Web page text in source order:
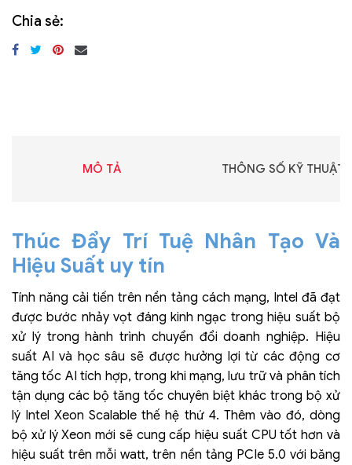
Chia sẻ:
MÔ TẢ THÔNG SỐ KỸ THUẬT
Thúc Đẩy Trí Tuệ Nhân Tạo Và
Hiệu Suất uy tín
Tính năng cải tiến trên nền tảng cách mạng, Intel đã đạt
được bước nhảy vọt đáng kinh ngạc trong hiệu suất bộ
xử lý trong hành trình chuyển đổi doanh nghiệp. Hiệu
suất AI và học sâu sẽ được hưởng lợi từ các động cơ
tăng tốc AI tích hợp, trong khi mạng, lưu trữ và phân tích
tận dụng các bộ tăng tốc chuyên biệt khác trong bộ xử
lý Intel Xeon Scalable thế hệ thứ 4. Thêm vào đó, dòng
bộ xử lý Xeon mới sẽ cung cấp hiệu suất CPU tốt hơn và
hiệu suất trên mỗi watt, trên nền tảng PCIe 5.0 với băng